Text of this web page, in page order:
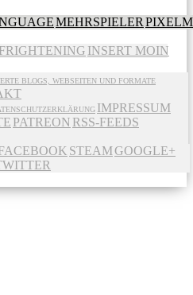
MEHRSPIELER
FRIGHTENING INSERT MOIN
BLOGS, WEBSEITEN UND FORMATE
IMPRESSUM
PATREON RSS-FEEDS
STEAMGOOGLE+